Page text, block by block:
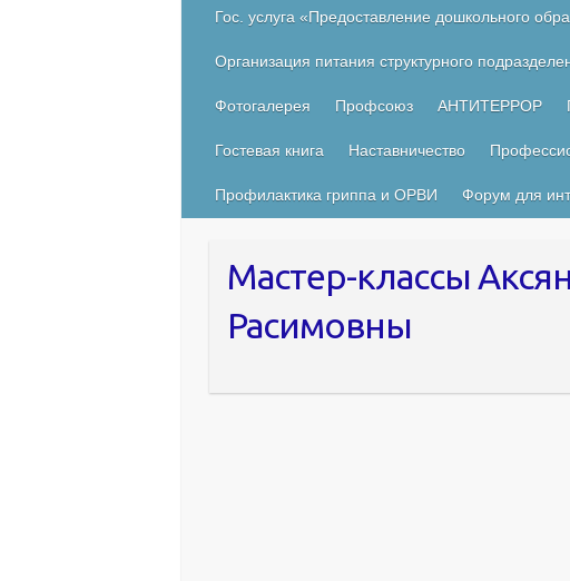
Гос. услуга «Предоставление дошкольного
Организация питания структурного
Фотогалерея Профсоюз АНТИТЕРРОР
Гостевая книга Наставничество
Профилактика гриппа и ОРВИ Форум для
Мастер-классы
Расимовны